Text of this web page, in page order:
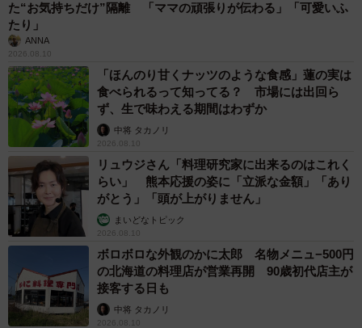
た“お気持ちだけ”隔離 「ママの頑張りが伝わる」「可愛いふ
たり」
ANNA
2026.08.10
「ほんのり甘くナッツのような食感」蓮の実は
食べられるって知ってる？ 市場には出回ら
ず、生で味わえる期間はわずか
中将 タカノリ
2026.08.10
リュウジさん「料理研究家に出来るのはこれく
らい」 熊本応援の姿に「立派な金額」「あり
がとう」「頭が上がりません」
まいどなトピック
2026.08.10
ボロボロな外観のかに太郎 名物メニュ−500円
の北海道の料理店が営業再開 90歳初代店主が
接客する日も
中将 タカノリ
2026.08.10